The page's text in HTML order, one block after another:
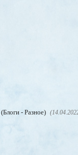
(Блоги - Разное)